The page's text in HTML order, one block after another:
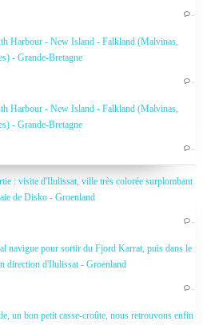
…
Harbour - New Island - Falkland (Malvinas,
- Grande-Bretagne
…
Harbour - New Island - Falkland (Malvinas,
- Grande-Bretagne
…
: visite d'Ilulissat, ville très colorée surplombant
de Disko - Groenland
…
navigue pour sortir du Fjord Karrat, puis dans le
direction d'Ilulissat - Groenland
…
un bon petit casse-croûte, nous retrouvons enfin